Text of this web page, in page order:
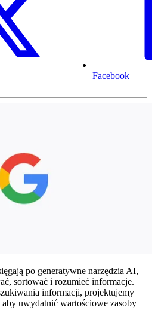
Facebook
po generatywne narzędzia AI,
sortować i rozumieć informacje.
informacji, projektujemy
uwydatnić wartościowe zasoby